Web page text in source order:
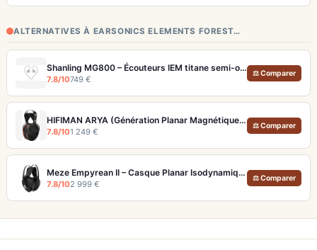
ALTERNATIVES À EARSONICS ELEMENTS FOREST…
Shanling MG800 – Écouteurs IEM titane semi-ouverts, tuning modulaire
7.8/10749 €
⚖ Comparer
HIFIMAN ARYA (Génération Planar Magnétique) – Casque Ouvert Audiophile
7.8/101 249 €
⚖ Comparer
Meze Empyrean II – Casque Planar Isodynamique Ouvert Rinaro MZ3 (Artisanal)
7.8/102 999 €
⚖ Comparer